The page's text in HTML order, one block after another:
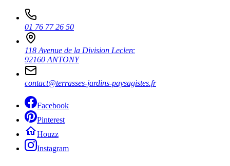
01 76 77 26 50
118 Avenue de la Division Leclerc
92160 ANTONY
contact@terrasses-jardins-paysagistes.fr
Facebook
Pinterest
Houzz
Instagram